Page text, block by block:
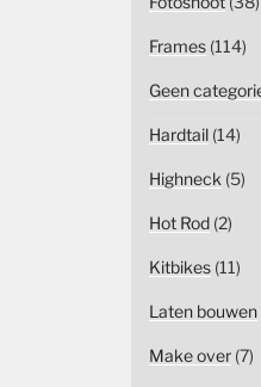
Frames(114)
Geen
Hardtail(14)
Highneck (5)
Hot Rod(2)
Kitbikes(11)
Laten bouwen
Make over(7)